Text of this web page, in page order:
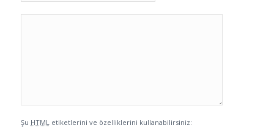
Şu HTMLetiketlerini ve özelliklerini kullanabilirsiniz: